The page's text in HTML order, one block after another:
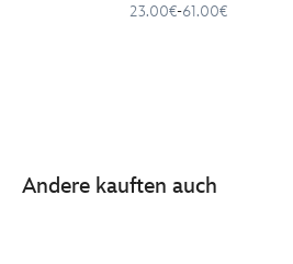
23.00€-61.00€
Andere kauften auch